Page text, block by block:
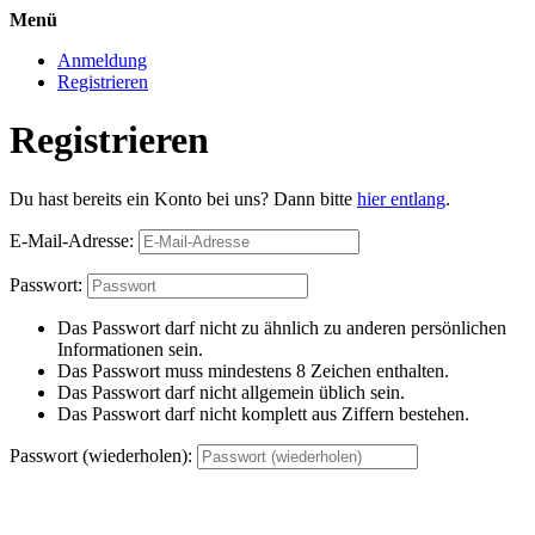
Menü
Anmeldung
Registrieren
Registrieren
Du hast bereits ein Konto bei uns? Dann bitte hier entlang.
E-Mail-Adresse:
Passwort:
Das Passwort darf nicht zu ähnlich zu anderen persönlichen
Informationen sein.
Das Passwort muss mindestens 8 Zeichen enthalten.
Das Passwort darf nicht allgemein üblich sein.
Das Passwort darf nicht komplett aus Ziffern bestehen.
Passwort (wiederholen):